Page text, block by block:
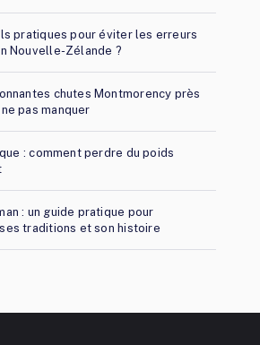
pratiques pour éviter les erreurs
Nouvelle-Zélande ?
chutes Montmorency près
pas manquer
: comment perdre du poids
: un guide pratique pour
traditions et son histoire